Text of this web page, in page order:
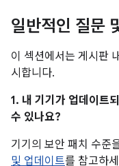
일반적인 질문
이 섹션에서는 게시판
시합니다.
1. 내 기기가 업데이트
수 있나요?
기기의 보안 패치 수준
및 업데이트를 참고하